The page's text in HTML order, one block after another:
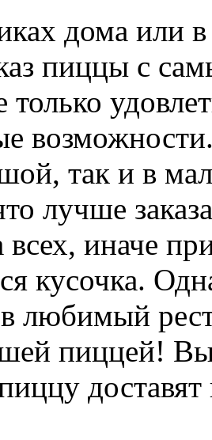
дома или
пиццы с
только
так и в
лучше
всех, иначе
кусочка.
любимый
пиццей! Вы